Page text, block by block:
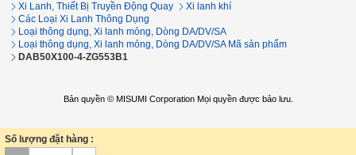
Xi Lanh, Thiết Bị Truyền Động Quay
Xi lanh khí
Các Loại Xi Lanh Thông Dụng
Loại thông dụng, Xi lanh mỏng, Dòng DA/DV/SA
Loại thông dụng, Xi lanh mỏng, Dòng DA/DV/SA Mã sản phẩm
DAB50X100-4-ZG553B1
Bản quyền © MISUMI Corporation Mọi quyền được bảo lưu.
Số lượng đặt hàng :